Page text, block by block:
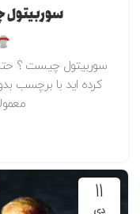
سوربیتول
سوربیتول چیست ؟
کرده اید با برچسب
11
دی